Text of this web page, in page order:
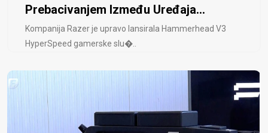
Prebacivanjem Između Uređaja...
Kompanija Razer je upravo lansirala Hammerhead V3
HyperSpeed ​​gamerske slu�..